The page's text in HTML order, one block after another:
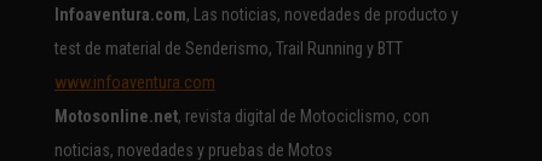
Infoaventura.com, Las noticias, novedades de producto y
test de material de Senderismo, Trail Running y BTT
www.infoaventura.com
Motosonline.net, revista digital de Motociclismo, con
noticias, novedades y pruebas de Motos